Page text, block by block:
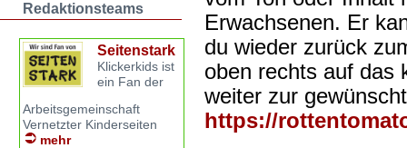
Redaktionsteams
Seitenstark
Klickerkids ist
ein Fan der
Arbeitsgemeinschaft
Vernetzter Kinderseiten
mehr
Erwachsenen. Er
du wieder zurück
oben rechts auf das
weiter zur
https://